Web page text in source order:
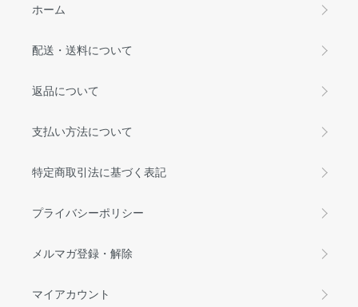
ホーム
配送・送料について
返品について
支払い方法について
特定商取引法に基づく表記
プライバシーポリシー
メルマガ登録・解除
マイアカウント